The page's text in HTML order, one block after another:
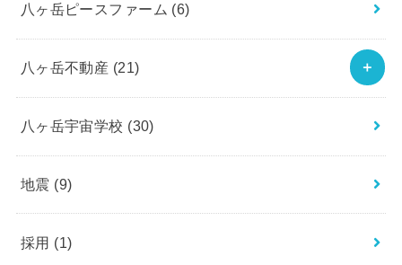
八ヶ岳ピースファーム (6)
八ヶ岳不動産 (21)
八ヶ岳宇宙学校 (30)
地震 (9)
採用 (1)